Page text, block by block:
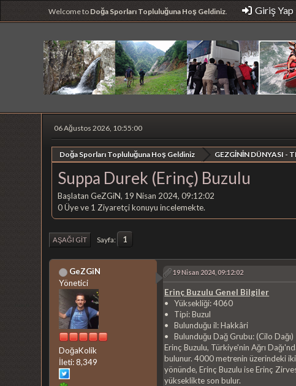
Welcome to Doğa Sporları Topluluğuna Hoş Geldiniz. Giriş Yap
06 Ağustos 2026, 10:55:00
Doğa Sporları Topluluğuna Hoş Geldiniz GEZGİNİN DÜNYASI -
Suppa Durek (Erinç) Buzulu
Başlatan GeZGiN, 19 Nisan 2024, 09:12:02
0 Üye ve 1 Ziyaretçi konuyu incelemekte.
AŞAĞI GIT Sayfa 1
GeZGiN
Yönetici
DoğaKolik
İleti: 8,349
19 Nisan 2024, 09:12:02
Erinç Buzulu Genel Bilgiler
• Yüksekliği: 4060
• Tipi: Buzul
• Bulunduğu il: Hakkâri
• Bulunduğu Dağ Grubu: (Cilo Dağı)
Erinç Buzulu, Türkiye'nin Ağrı
bulunur. 4000 metrenin üzerindeki
yönünde, Erinç Buzulu ise Erinç
yükseklikte son bulur.